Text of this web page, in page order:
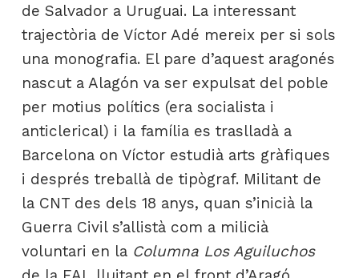
de Salvador a Uruguai. La interessant
trajectòria de Víctor Adé mereix per si sols
una monografia. El pare d’aquest aragonés
nascut a Alagón va ser expulsat del poble
per motius polítics (era socialista i
anticlerical) i la família es traslladà a
Barcelona on Víctor estudià arts gràfiques
i després treballà de tipògraf. Militant de
la CNT des dels 18 anys, quan s’inicià la
Guerra Civil s’allistà com a milicià
voluntari en la Columna Los Aguiluchos